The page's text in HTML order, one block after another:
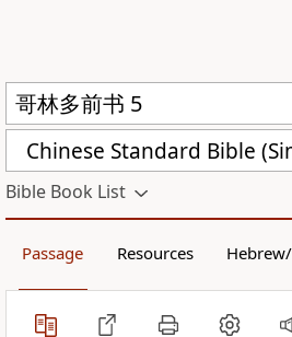
Chinese Standard Bible
Bible Book List
Passage Resources